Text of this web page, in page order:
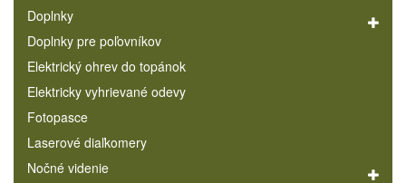
Doplnky
Doplnky pre poľovníkov
Elektrický ohrev do topánok
Elektricky vyhrievané odevy
Fotopasce
Laserové diaľkomery
Nočné videnie